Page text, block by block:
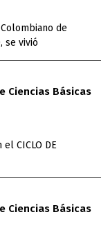
de
se vivió
Ciencias Básicas
CICLO DE
Ciencias Básicas